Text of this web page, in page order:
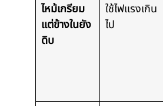
ไหม้เกรียม
แต่ข้างในยัง
ดิบ
ใช้ไฟแรงเกิน
ไป